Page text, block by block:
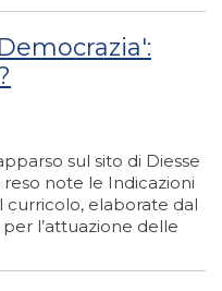
sul sito di Diesse
note le Indicazioni
curricolo, elaborate dal
l’attuazione delle